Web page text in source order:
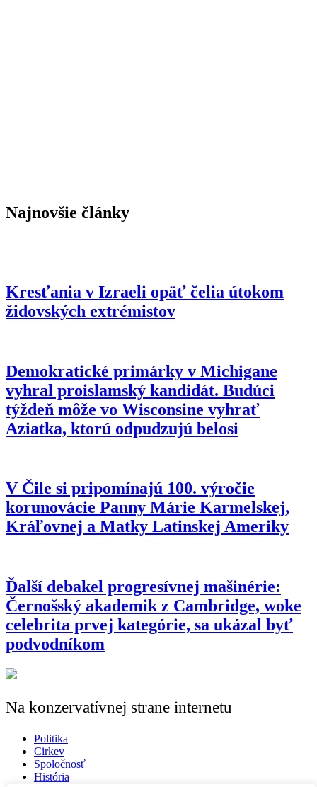
Najnovšie články
Kresťania v Izraeli opäť čelia útokom
židovských extrémistov
Demokratické primárky v Michigane
vyhral proislamský kandidát. Budúci
týždeň môže vo Wisconsine vyhrať
Aziatka, ktorú odpudzujú belosi
V Čile si pripomínajú 100. výročie
korunovácie Panny Márie Karmelskej,
Kráľovnej a Matky Latinskej Ameriky
Ďalší debakel progresívnej mašinérie:
Černošský akademik z Cambridge, woke
celebrita prvej kategórie, sa ukázal byť
podvodníkom
Na konzervatívnej strane internetu
Politika
Cirkev
Spoločnosť
História